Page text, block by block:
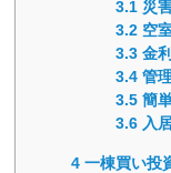
3.1 災
3.2 空
3.3 金
3.4 管
3.5 簡
3.6 入
4 一棟買い投